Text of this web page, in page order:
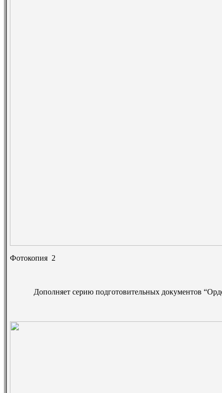
Фотокопия 2
Дополняет серию подготовительных документов